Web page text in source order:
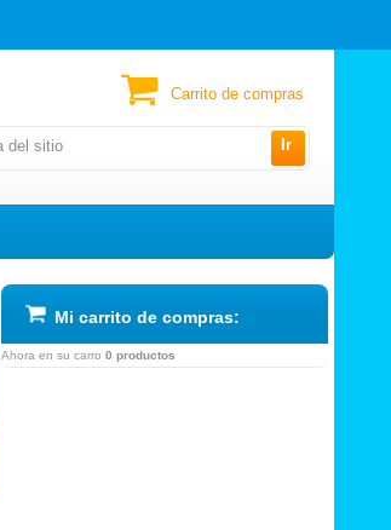
Ir
Carrito de compras
Mi carrito de compras:
Ahora en su carro 0 productos